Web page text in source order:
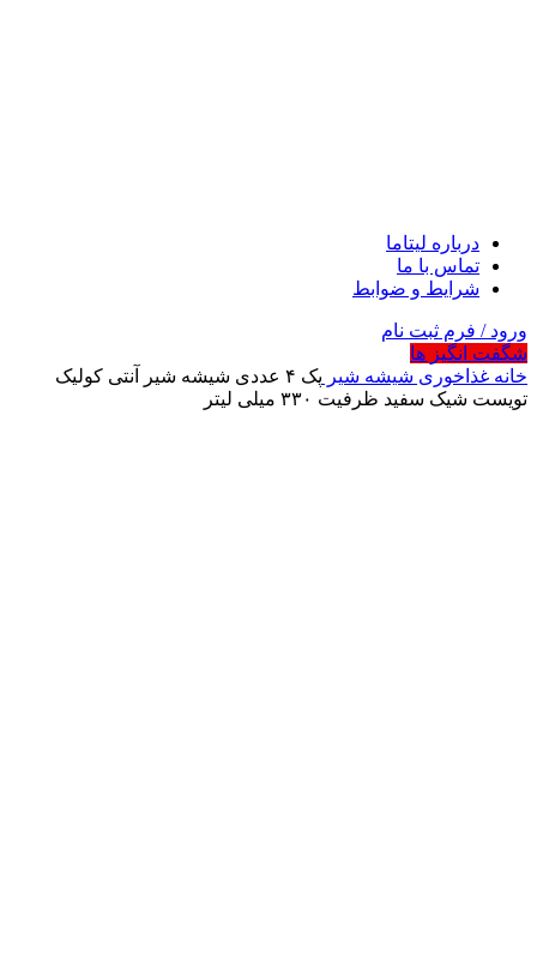
درباره لیتاما
تماس با ما
شرایط و ضوابط
ورود / فرم ثبت نام
شگفت انگیز ها
خانه غذاخوری شیشه شیر
پک ۴ عددی شیشه شیر آنتی کولیک
تویست شیک سفید ظرفیت ۳۳۰ میلی لیتر